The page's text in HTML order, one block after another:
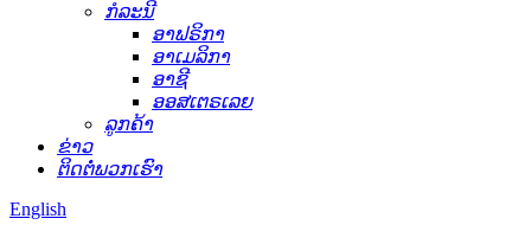
ກໍລະນີ
ອາຟຣິກາ
ອາເມລິກາ
ອາຊີ
ອອສເຕຣເລຍ
ລູກຄ້າ
ຂ່າວ
ຕິດຕໍ່ພວກເຮົາ
English